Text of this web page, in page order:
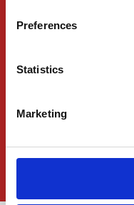
Preferences
Statistics
Marketing
News
Downloads
Data-privacy